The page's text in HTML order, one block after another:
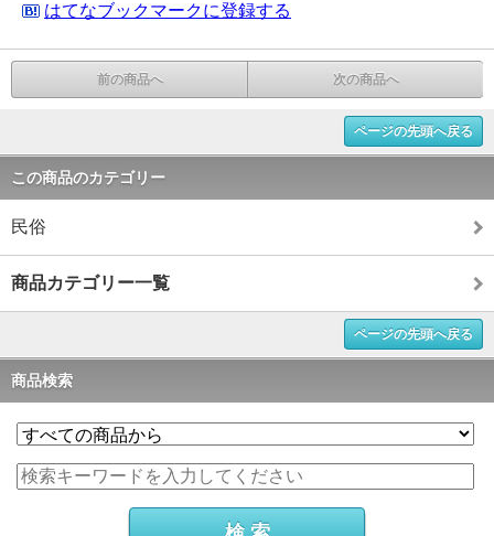
はてなブックマークに登録する
前の商品へ 次の商品へ
ページの先頭へ戻る
この商品のカテゴリー
民俗
商品カテゴリー一覧
ページの先頭へ戻る
商品検索